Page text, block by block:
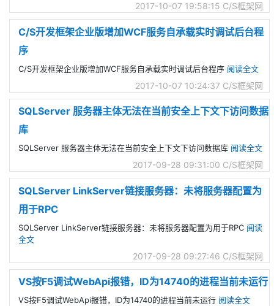
2017-10-07 19:58:15 C/S框架网
C/S开发框架企业版增加WCF服务自承载实时调试后台程
序
C/S开发框架企业版增加WCF服务自承载实时调试后台程序 阅读全文
2017-10-07 10:24:37 C/S框架网
SQLServer 服务器主体无法在当前安全上下文下访问数据
库
SQLServer 服务器主体无法在当前安全上下文下访问数据库 阅读全文
2017-09-28 09:31:00 C/S框架网
SQLServer LinkServer链接服务器：未将服务器配置为
用于RPC
SQLServer LinkServer链接服务器：未将服务器配置为用于RPC 阅读
全文
2017-09-28 09:27:46 C/S框架网
VS按F5调试WebApi报错，ID为14740的进程当前未运行
VS按F5调试WebApi报错，ID为14740的进程当前未运行 阅读全文